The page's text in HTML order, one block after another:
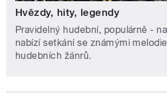
Hvězdy, hity, legendy
Pravidelný hudební, populárně -
nabízí setkání se známými
hudebních žánrů.